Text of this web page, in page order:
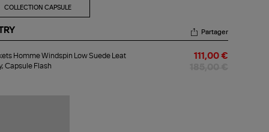
COLLECTION CAPSULE
Partager
Homme Windspin Low Suede Leat
Capsule Flash
111,00 €